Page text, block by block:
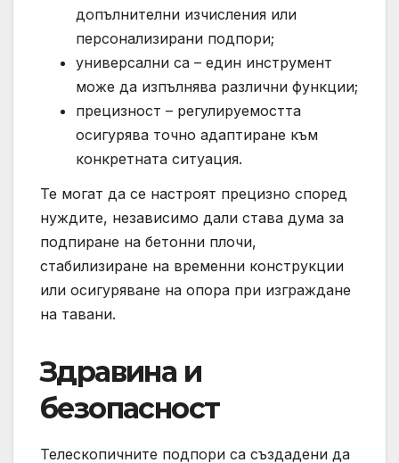
допълнителни изчисления или
персонализирани подпори;
универсални са – един инструмент
може да изпълнява различни функции;
прецизност – регулируемостта
осигурява точно адаптиране към
конкретната ситуация.
Те могат да се настроят прецизно според
нуждите, независимо дали става дума за
подпиране на бетонни плочи,
стабилизиране на временни конструкции
или осигуряване на опора при изграждане
на тавани.
Здравина и
безопасност
Телескопичните подпори са създадени да